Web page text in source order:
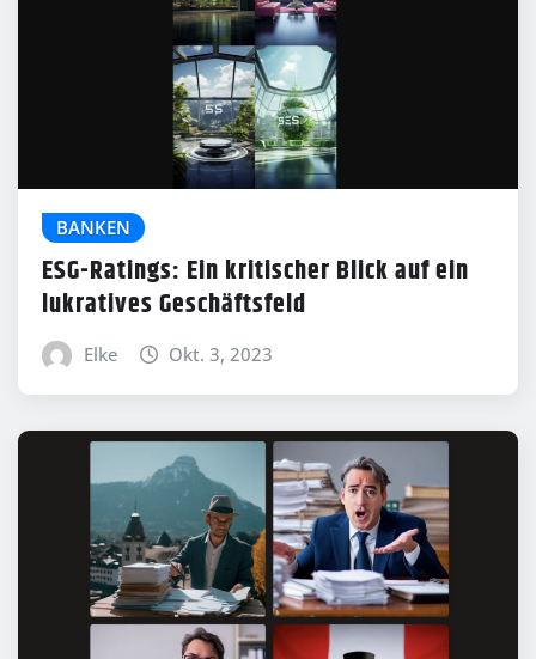
BANKEN
ESG-Ratings: Ein kritischer Blick auf ein
lukratives Geschäftsfeld
Elke Okt. 3, 2023